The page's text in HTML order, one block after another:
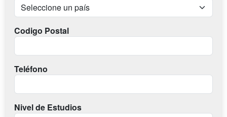
Codigo Postal
Teléfono
Nivel de Estudios